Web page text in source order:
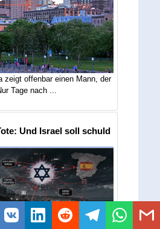
zeigt offenbar einen Mann, der
Tage nach ...
Und Israel soll schuld